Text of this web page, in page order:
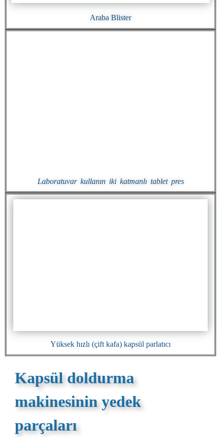
Araba Blister
Laboratuvar kullanın iki katmanlı tablet pres
Yüksek hızlı (çift kafa) kapsül parlatıcı
Kapsül doldurma
makinesinin yedek
parçaları